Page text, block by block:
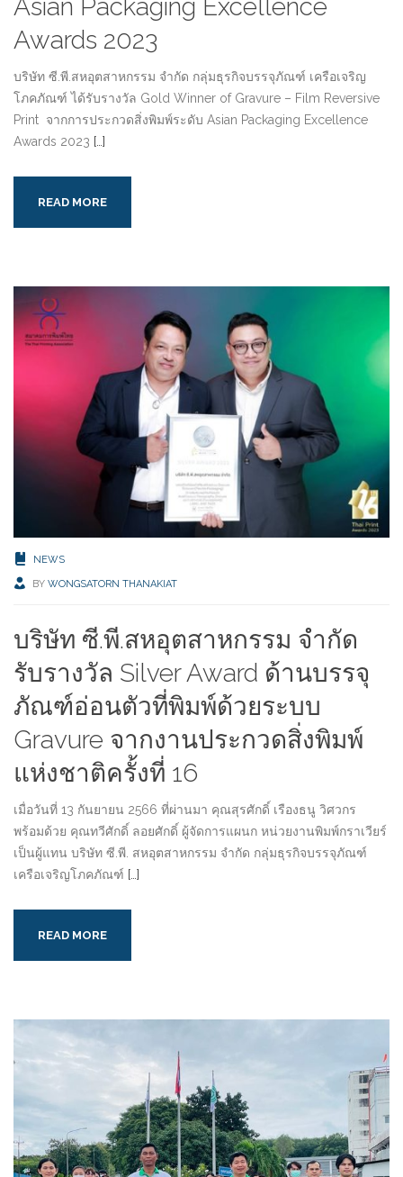
Asian Packaging Excellence
Awards 2023
บริษัท ซี.พี.สหอุตสาหกรรม จำกัด กลุ่มธุรกิจบรรจุภัณฑ์ เครือเจริญ
โภคภัณฑ์ ได้รับรางวัล Gold Winner of Gravure – Film Reversive
Print จากการประกวดสิ่งพิมพ์ระดับ Asian Packaging Excellence
Awards 2023 […]
READ MORE
NEWS
BY WONGSATORN THANAKIAT
บริษัท ซี.พี.สหอุตสาหกรรม จำกัด
รับรางวัล Silver Award ด้านบรรจุ
ภัณฑ์อ่อนตัวที่พิมพ์ด้วยระบบ
Gravure จากงานประกวดสิ่งพิมพ์
แห่งชาติครั้งที่ 16
เมื่อวันที่ 13 กันยายน 2566 ที่ผ่านมา คุณสุรศักดิ์ เรืองธนู วิศวกร
พร้อมด้วย คุณทวีศักดิ์ ลอยศักดิ์ ผู้จัดการแผนก หน่วยงานพิมพ์กราเวียร์
เป็นผู้แทน บริษัท ซี.พี. สหอุตสาหกรรม จำกัด กลุ่มธุรกิจบรรจุภัณฑ์
เครือเจริญโภคภัณฑ์ […]
READ MORE